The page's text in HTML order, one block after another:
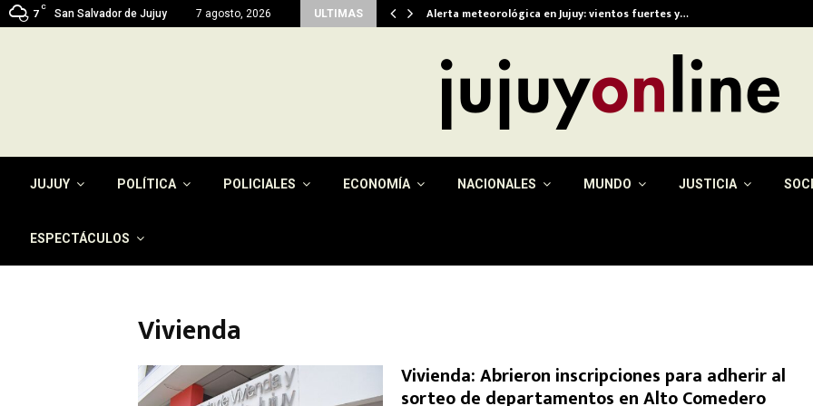
7
C
San Salvador de Jujuy 7 agosto, 2026 ULTIMAS
reactiva con fondos propios 45 viviendas… Alerta meteorológica en Jujuy: vientos fuertes y…
JUJUY POLÍTICA POLICIALES ECONOMÍA NACIONALES MUNDO JUSTICIA
ESPECTÁCULOS
Vivienda
Vivienda: Abrieron inscripciones para adherir al
sorteo de departamentos en Alto Comedero